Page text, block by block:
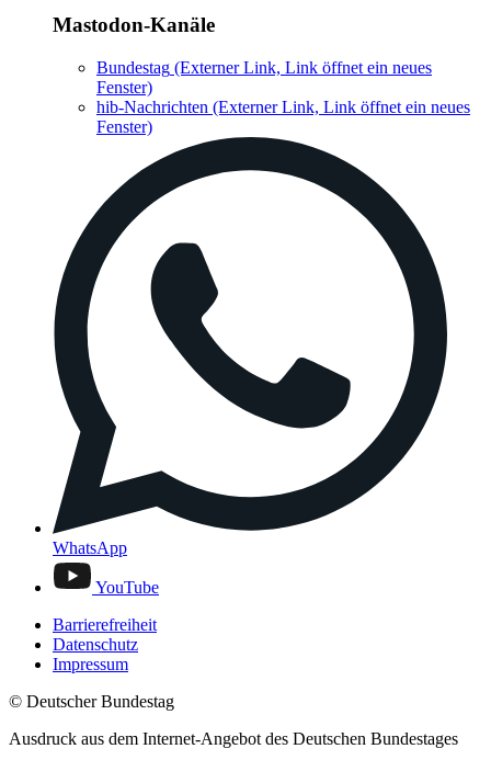
Mastodon-Kanäle
Bundestag (Externer Link, Link öffnet ein neues
Fenster)
hib-Nachrichten (Externer Link, Link öffnet ein neues
Fenster)
WhatsApp
YouTube
Barrierefreiheit
Datenschutz
Impressum
© Deutscher Bundestag
Ausdruck aus dem Internet-Angebot des Deutschen Bundestages